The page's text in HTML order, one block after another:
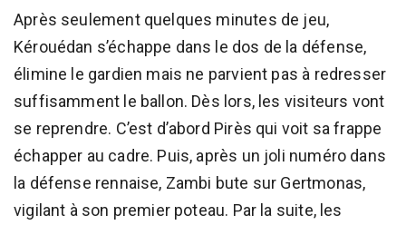
Après seulement quelques minutes de jeu,
Kérouédan s’échappe dans le dos de la défense,
élimine le gardien mais ne parvient pas à redresser
suffisamment le ballon. Dès lors, les visiteurs vont
se reprendre. C’est d’abord Pirès qui voit sa frappe
échapper au cadre. Puis, après un joli numéro dans
la défense rennaise, Zambi bute sur Gertmonas,
vigilant à son premier poteau. Par la suite, les